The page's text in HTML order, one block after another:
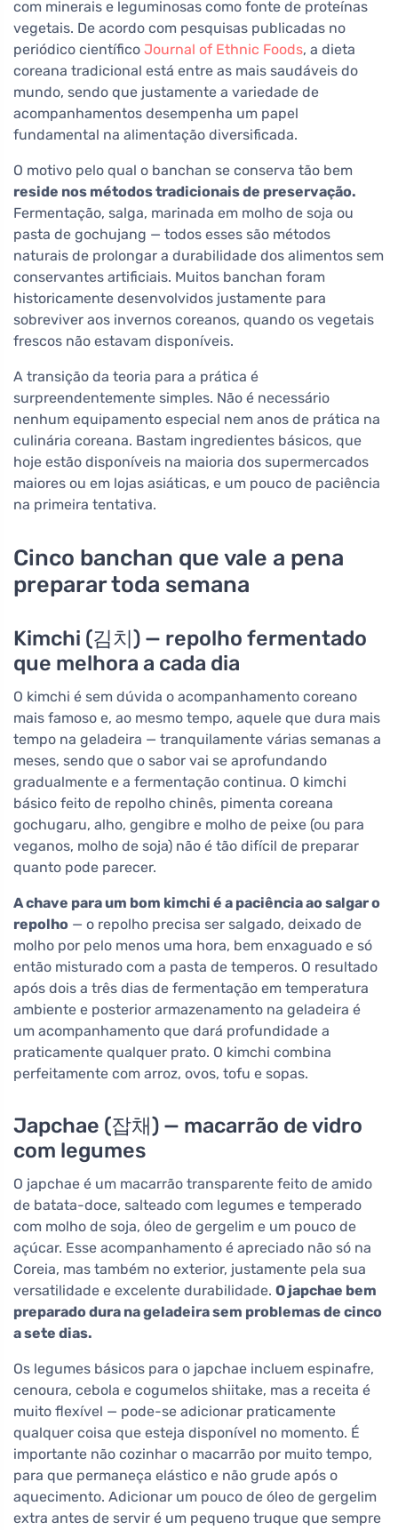
com minerais e leguminosas como fonte de proteínas
vegetais. De acordo com pesquisas publicadas no
periódico científico Journal of Ethnic Foods, a dieta
coreana tradicional está entre as mais saudáveis do
mundo, sendo que justamente a variedade de
acompanhamentos desempenha um papel
fundamental na alimentação diversificada.
O motivo pelo qual o banchan se conserva tão bem
reside nos métodos tradicionais de preservação.
Fermentação, salga, marinada em molho de soja ou
pasta de gochujang — todos esses são métodos
naturais de prolongar a durabilidade dos alimentos sem
conservantes artificiais. Muitos banchan foram
historicamente desenvolvidos justamente para
sobreviver aos invernos coreanos, quando os vegetais
frescos não estavam disponíveis.
A transição da teoria para a prática é
surpreendentemente simples. Não é necessário
nenhum equipamento especial nem anos de prática na
culinária coreana. Bastam ingredientes básicos, que
hoje estão disponíveis na maioria dos supermercados
maiores ou em lojas asiáticas, e um pouco de paciência
na primeira tentativa.
Cinco banchan que vale a pena
preparar toda semana
Kimchi (김치) — repolho fermentado
que melhora a cada dia
O kimchi é sem dúvida o acompanhamento coreano
mais famoso e, ao mesmo tempo, aquele que dura mais
tempo na geladeira — tranquilamente várias semanas a
meses, sendo que o sabor vai se aprofundando
gradualmente e a fermentação continua. O kimchi
básico feito de repolho chinês, pimenta coreana
gochugaru, alho, gengibre e molho de peixe (ou para
veganos, molho de soja) não é tão difícil de preparar
quanto pode parecer.
A chave para um bom kimchi é a paciência ao salgar o
repolho — o repolho precisa ser salgado, deixado de
molho por pelo menos uma hora, bem enxaguado e só
então misturado com a pasta de temperos. O resultado
após dois a três dias de fermentação em temperatura
ambiente e posterior armazenamento na geladeira é
um acompanhamento que dará profundidade a
praticamente qualquer prato. O kimchi combina
perfeitamente com arroz, ovos, tofu e sopas.
Japchae (잡채) — macarrão de vidro
com legumes
O japchae é um macarrão transparente feito de amido
de batata-doce, salteado com legumes e temperado
com molho de soja, óleo de gergelim e um pouco de
açúcar. Esse acompanhamento é apreciado não só na
Coreia, mas também no exterior, justamente pela sua
versatilidade e excelente durabilidade. O japchae bem
preparado dura na geladeira sem problemas de cinco
a sete dias.
Os legumes básicos para o japchae incluem espinafre,
cenoura, cebola e cogumelos shiitake, mas a receita é
muito flexível — pode-se adicionar praticamente
qualquer coisa que esteja disponível no momento. É
importante não cozinhar o macarrão por muito tempo,
para que permaneça elástico e não grude após o
aquecimento. Adicionar um pouco de óleo de gergelim
extra antes de servir é um pequeno truque que sempre